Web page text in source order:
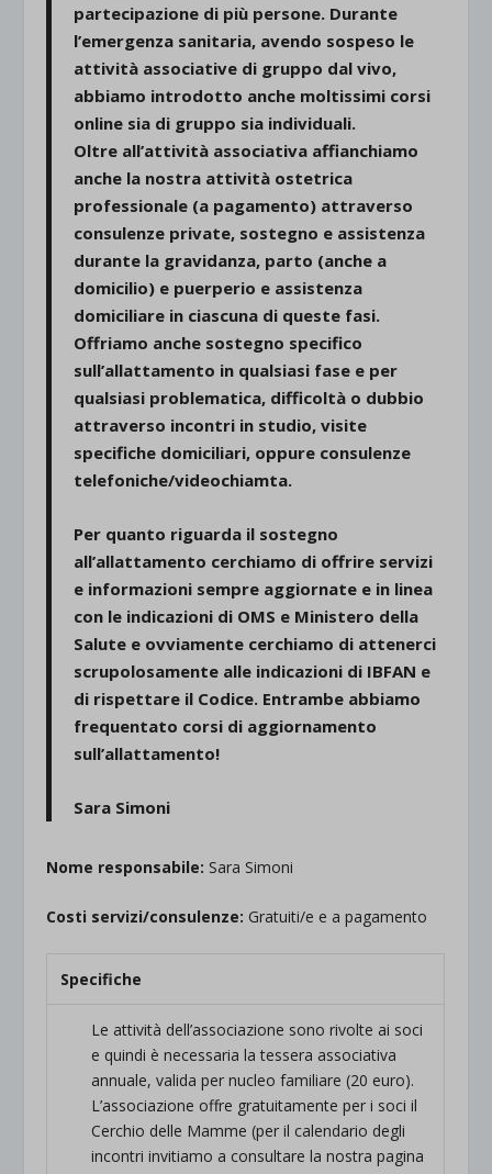
partecipazione di più persone. Durante
l’emergenza sanitaria, avendo sospeso le
attività associative di gruppo dal vivo,
abbiamo introdotto anche moltissimi corsi
online sia di gruppo sia individuali.
Oltre all’attività associativa affianchiamo
anche la nostra attività ostetrica
professionale (a pagamento) attraverso
consulenze private, sostegno e assistenza
durante la gravidanza, parto (anche a
domicilio) e puerperio e assistenza
domiciliare in ciascuna di queste fasi.
Offriamo anche sostegno specifico
sull’allattamento in qualsiasi fase e per
qualsiasi problematica, difficoltà o dubbio
attraverso incontri in studio, visite
specifiche domiciliari, oppure consulenze
telefoniche/videochiamta.
Per quanto riguarda il sostegno
all’allattamento cerchiamo di offrire servizi
e informazioni sempre aggiornate e in linea
con le indicazioni di OMS e Ministero della
Salute e ovviamente cerchiamo di attenerci
scrupolosamente alle indicazioni di IBFAN e
di rispettare il Codice. Entrambe abbiamo
frequentato corsi di aggiornamento
sull’allattamento!
Sara Simoni
Nome responsabile: Sara Simoni
Costi servizi/consulenze: Gratuiti/e e a pagamento
Specifiche
Le attività dell’associazione sono rivolte ai soci
e quindi è necessaria la tessera associativa
annuale, valida per nucleo familiare (20 euro).
L’associazione offre gratuitamente per i soci il
Cerchio delle Mamme (per il calendario degli
incontri invitiamo a consultare la nostra pagina